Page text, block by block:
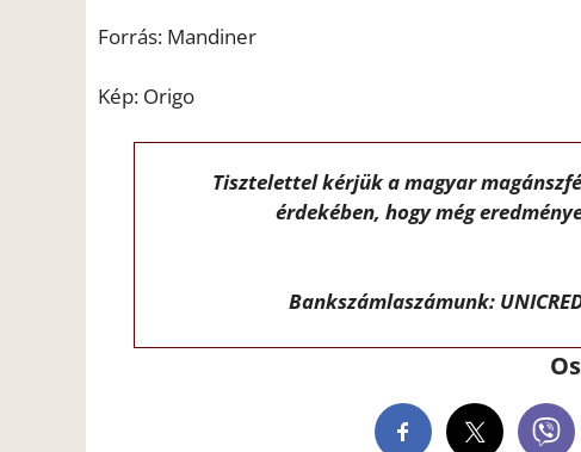
Forrás: Mandiner
Kép: Origo
Tisztelettel kérjük a magyar
érdekében, hogy még
Bankszámlaszámunk: